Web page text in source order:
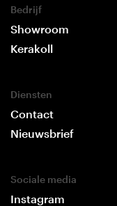
Bedrijf
Showroom
Kerakoll
Diensten
Contact
Nieuwsbrief
Sociale media
Instagram